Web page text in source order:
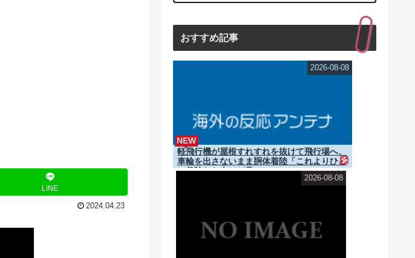
LINE
2024.04.23
おすすめ記事
軽飛行機が屋根すれすれを抜けて飛行場へ、
車輪を出さないまま胴体着陸「これよりひど
い着陸なら山ほど見て...
NEW
2026-08-08
2026-08-08